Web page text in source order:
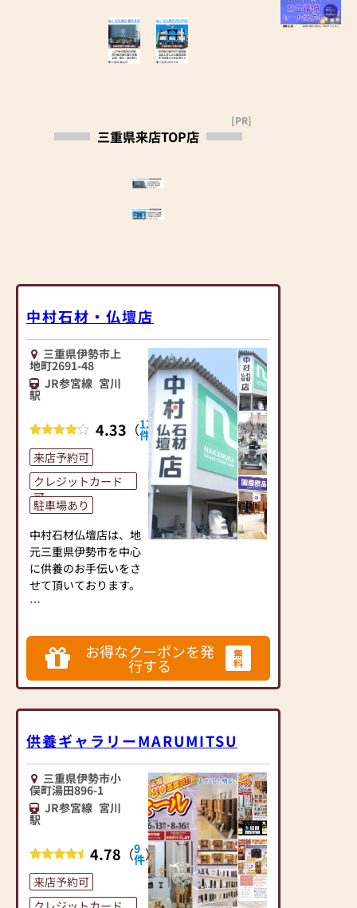
三重県来店TOP店
[PR]
中村石材・仏壇店
三重県伊勢市上
地町2691-48
JR参宮線 宮川
駅
4.33 （12
件 ）
来店予約可
クレジットカード
可
駐車場あり
中村石材仏壇店は、地
元三重県伊勢市を中心
に供養のお手伝いをさ
せて頂いております。
は、墓石約130基、お
仏壇約70基を常時展示
しております。
すべて屋内の展示とな
ご見学頂けます。
ご家族の大切なお買い
物となるお墓とお仏壇
です。
ご家族の皆様で実物を
ご検討くださいませ。
弊社には経験豊富なス
タッフが多数在籍して
お得なクーポンを発
行する
無
料
供養ギャラリーMARUMITSU
三重県伊勢市小
俣町湯田896-1
JR参宮線 宮川
駅
4.78 （9
件）
来店予約可